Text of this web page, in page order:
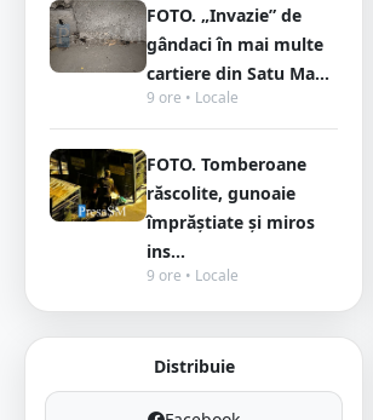
FOTO. „Invazie” de
gândaci în mai multe
cartiere din Satu Ma...
9 ore • Locale
FOTO. Tomberoane
răscolite, gunoaie
împrăștiate și miros
ins...
9 ore • Locale
Distribuie